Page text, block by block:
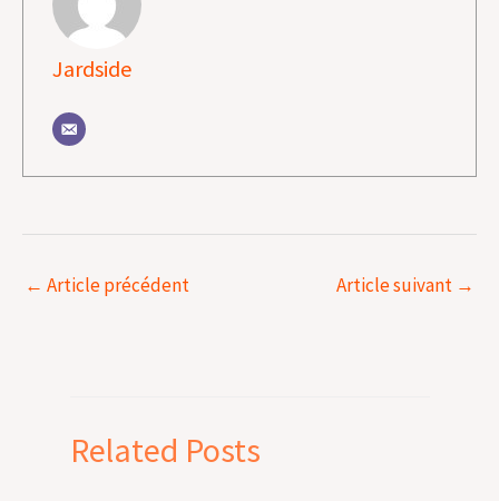
Jardside
← Article précédent Article suivant →
Related Posts